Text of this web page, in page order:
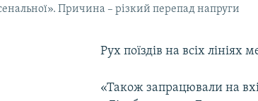
Причина – різкий перепад напруги
Рух поїздів на всіх лініях
«Також запрацювали на